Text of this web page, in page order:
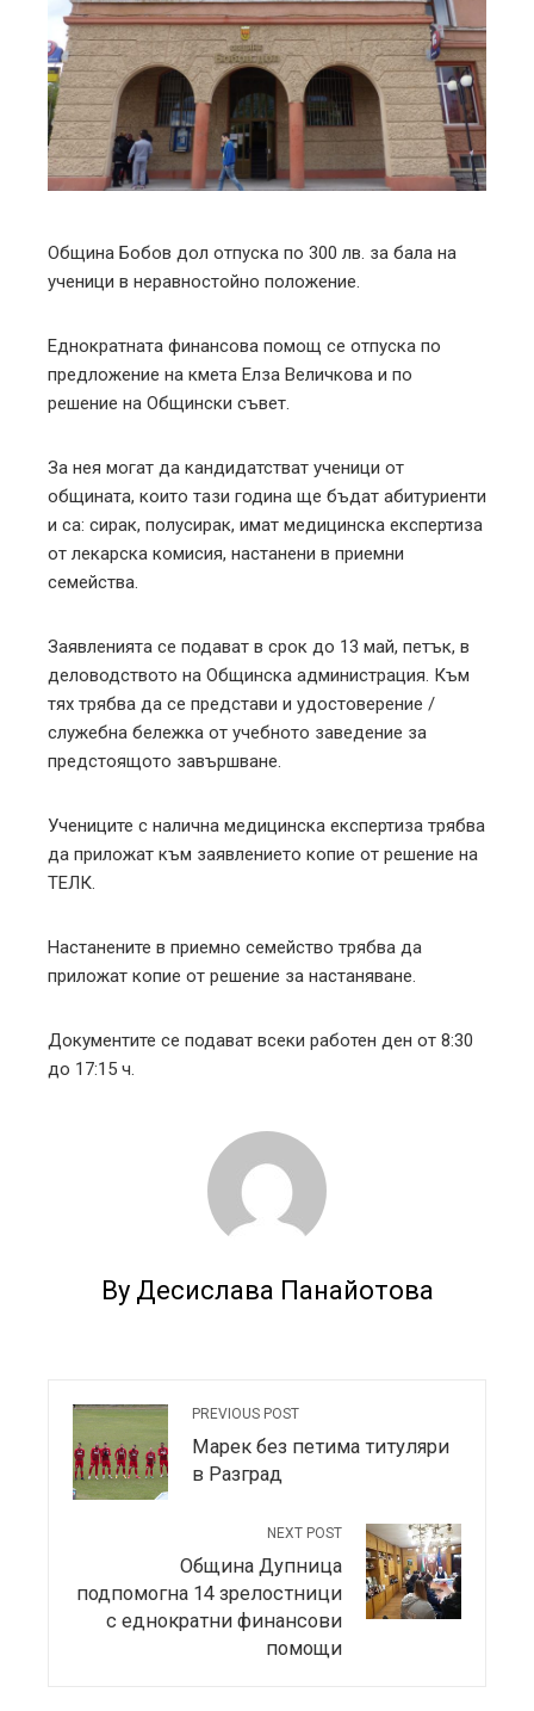
Община Бобов дол отпуска по 300 лв. за бала на
ученици в неравностойно положение.
Еднократната финансова помощ се отпуска по
предложение на кмета Елза Величкова и по
решение на Общински съвет.
За нея могат да кандидатстват ученици от
общината, които тази година ще бъдат абитуриенти
и са: сирак, полусирак, имат медицинска експертиза
от лекарска комисия, настанени в приемни
семейства.
Заявленията се подават в срок до 13 май, петък, в
деловодството на Общинска администрация. Към
тях трябва да се представи и удостоверение /
служебна бележка от учебното заведение за
предстоящото завършване.
Учениците с налична медицинска експертиза трябва
да приложат към заявлението копие от решение на
ТЕЛК.
Настанените в приемно семейство трябва да
приложат копие от решение за настаняване.
Документите се подават всеки работен ден от 8:30
до 17:15 ч.
By Десислава Панайотова
PREVIOUS POST
Марек без петима титуляри
в Разград
NEXT POST
Община Дупница
подпомогна 14 зрелостници
с еднократни финансови
помощи